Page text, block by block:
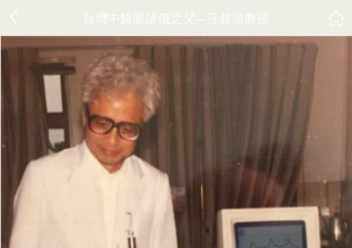
台灣中醫脈診儀之父–-汪叔游教授